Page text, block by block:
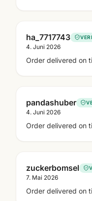
ha_7717743
4. Juni 2026
Order delivered on
pandashuber
4. Juni 2026
Order delivered on
zuckerbomsel
7. Mai 2026
Order delivered on